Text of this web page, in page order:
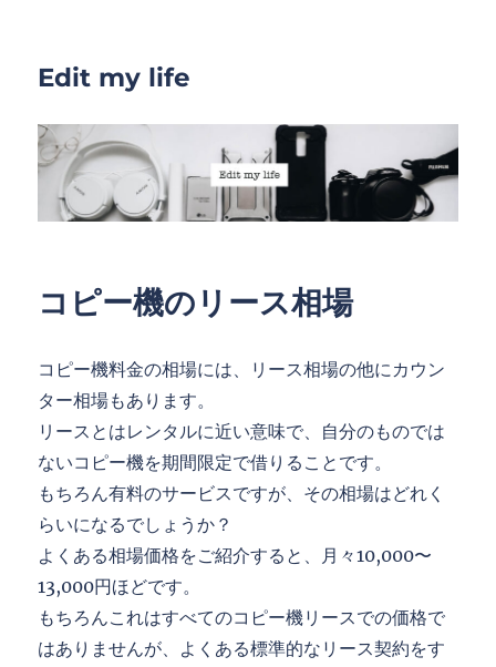
Edit my life
コピー機のリース相場
コピー機料金の相場には、リース相場の他にカウン
ター相場もあります。
リースとはレンタルに近い意味で、自分のものでは
ないコピー機を期間限定で借りることです。
もちろん有料のサービスですが、その相場はどれく
らいになるでしょうか？
よくある相場価格をご紹介すると、月々10,000〜
13,000円ほどです。
もちろんこれはすべてのコピー機リースでの価格で
はありませんが、よくある標準的なリース契約をす